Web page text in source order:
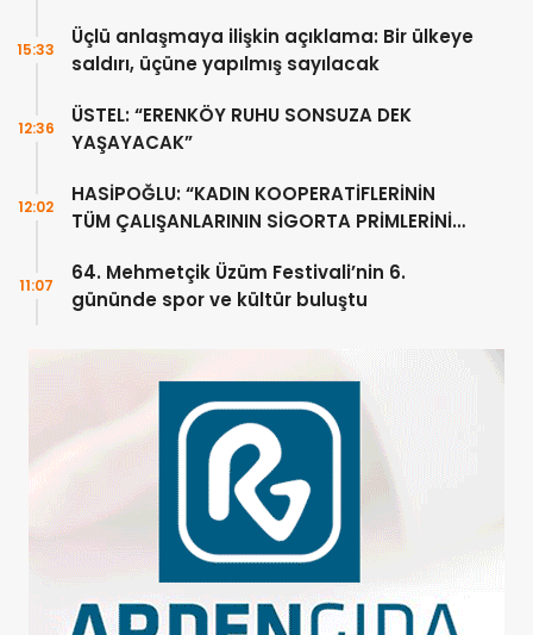
Üçlü anlaşmaya ilişkin açıklama: Bir ülkeye
saldırı, üçüne yapılmış sayılacak
15:33
ÜSTEL: “ERENKÖY RUHU SONSUZA DEK
YAŞAYACAK”
12:36
HASİPOĞLU: “KADIN KOOPERATİFLERİNİN
TÜM ÇALIŞANLARININ SİGORTA PRİMLERİNİ
12:02
64. Mehmetçik Üzüm Festivali’nin 6.
gününde spor ve kültür buluştu
11:07